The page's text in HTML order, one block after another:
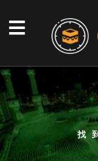
找